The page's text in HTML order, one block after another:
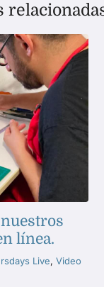
línea.
Live,Video